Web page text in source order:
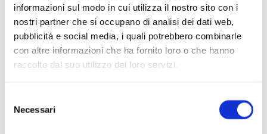
informazioni sul modo in cui utilizza il nostro sito con i
nostri partner che si occupano di analisi dei dati web,
pubblicità e social media, i quali potrebbero combinarle
con altre informazioni che ha fornito loro o che hanno
raccolto dal suo utilizzo dei loro servizi.
delNecessari